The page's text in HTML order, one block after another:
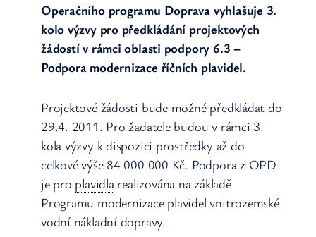
Operačního programu Doprava vyhlašuje 3.
kolo výzvy pro předkládání projektových
žádostí v rámci oblasti podpory 6.3 –
Podpora modernizace říčních plavidel.
Projektové žádosti bude možné předkládat do
29.4. 2011. Pro žadatele budou v rámci 3.
kola výzvy k dispozici prostředky až do
celkové výše 84 000 000 Kč. Podpora z OPD
je pro plavidlarealizována na základě
Programu modernizace plavidel vnitrozemské
vodní nákladní dopravy.